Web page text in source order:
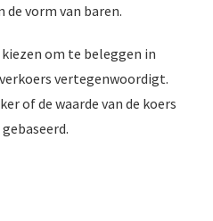
vorm van baren.
om te beleggen in
vertegenwoordigt.
of de waarde van de koers